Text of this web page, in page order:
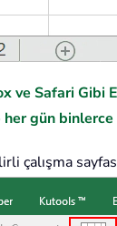
ve Safari Gibi
gün binlerce
çalışma